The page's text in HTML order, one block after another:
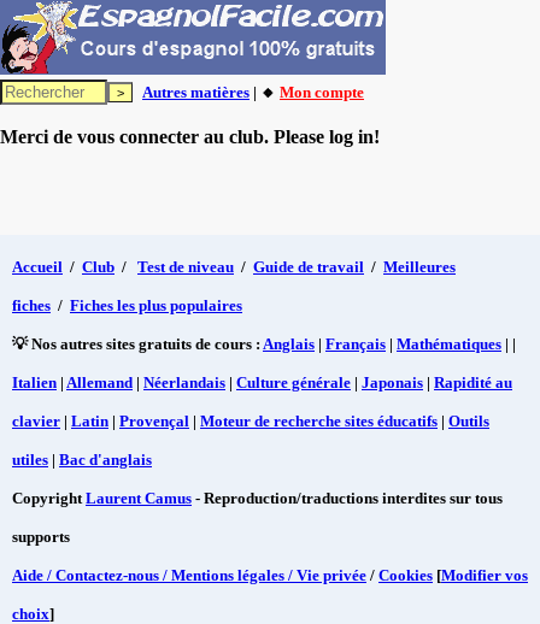
Autres matières | 🔸 Mon compte
Merci de vous connecter au club. Please log in!
Accueil / Club / Test de niveau / Guide de travail / Meilleures
fiches / Fiches les plus populaires
💡 Nos autres sites gratuits de cours : Anglais | Français | Mathématiques | |
Italien | Allemand | Néerlandais | Culture générale | Japonais | Rapidité au
clavier | Latin | Provençal | Moteur de recherche sites éducatifs | Outils
utiles | Bac d'anglais
CopyrightLaurent Camus - Reproduction/traductions interdites sur tous
supports
Aide / Contactez-nous / Mentions légales / Vie privée / Cookies [Modifier vos
choix]